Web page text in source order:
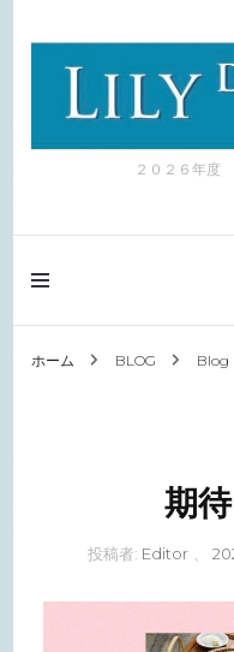
２０２６年度
ホーム BLOG Blog
期
投稿者: Editor